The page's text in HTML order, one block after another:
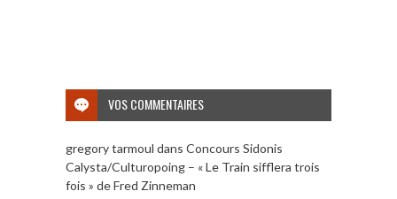
VOS COMMENTAIRES
gregory tarmoul dans Concours Sidonis
Calysta/Culturopoing – « Le Train sifflera trois
fois » de Fred Zinneman